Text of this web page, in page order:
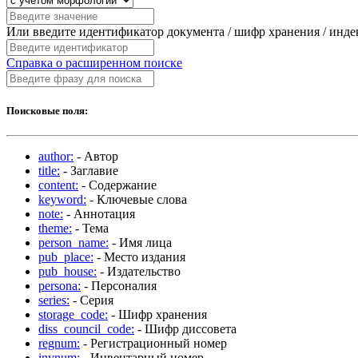
Или введите идентификатор документа / шифр хранения /
Справка о расширенном поиске
Поисковые поля:
author: - Автор
title: - Заглавие
content: - Содержание
keyword: - Ключевые слова
note: - Аннотация
theme: - Тема
person_name: - Имя лица
pub_place: - Место издания
pub_house: - Издательство
persona: - Персоналия
series: - Серия
storage_code: - Шифр хранения
diss_council_code: - Шифр диссовета
regnum: - Регистрационный номер